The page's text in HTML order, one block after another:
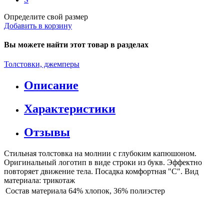
Определите свой размер
Добавить в корзину
Вы можете найти этот товар в разделах
Толстовки, джемперы
Описание
Характеристики
Отзывы
Стильная толстовка на молнии с глубоким капюшоном.
Оригинальный логотип в виде строки из букв. Эффектно
повторяет движение тела. Посадка комфортная "C". Вид
материала: трикотаж
Состав материала 64% хлопок, 36% полиэстер